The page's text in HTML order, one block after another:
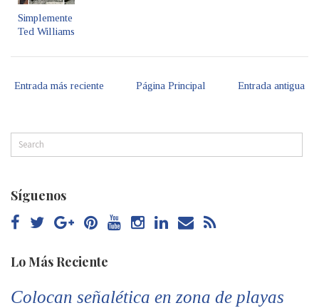
Simplemente
Ted Williams
Entrada más reciente Entrada antigua
Página Principal
Síguenos
Lo Más Reciente
Colocan señalética en zona de playas